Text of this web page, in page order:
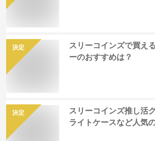
決定
スリーコインズで買え
ーのおすすめは？
決定
スリーコインズ推し活
ライトケースなど人気